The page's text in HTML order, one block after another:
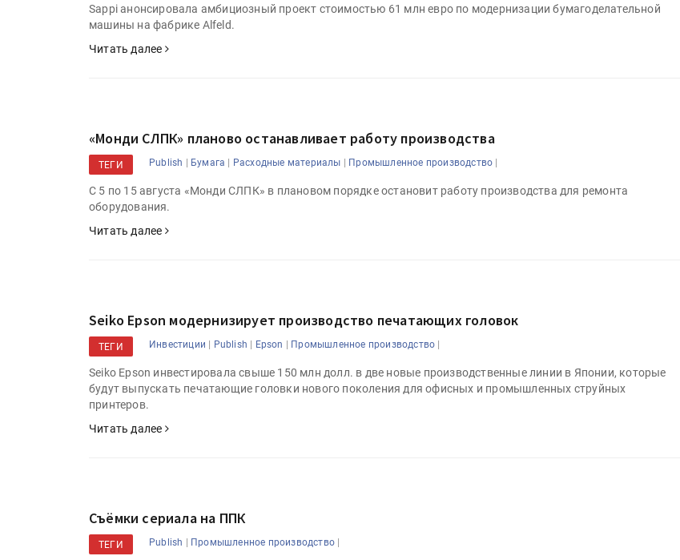
Sappi анонсировала амбициозный проект стоимостью 61 млн евро по модернизации бумагоделательной
машины на фабрике Alfeld.
Читать далее
«Монди СЛПК» планово останавливает работу производства
ТЕГИ Publish | Бумага | Расходные материалы | Промышленное производство |
С 5 по 15 августа «Монди СЛПК» в плановом порядке остановит работу производства для ремонта
оборудования.
Читать далее
Seiko Epson модернизирует производство печатающих головок
ТЕГИ Инвестиции | Publish | Epson | Промышленное производство |
Seiko Epson инвестировала свыше 150 млн долл. в две новые производственные линии в Японии, которые
будут выпускать печатающие головки нового поколения для офисных и промышленных струйных
принтеров.
Читать далее
Съёмки сериала на ППК
ТЕГИ Publish | Промышленное производство |
HeyGears анонсировала
«Дубль В» расширяет ассортимент
фольги для горячего тиснения
фольги для горячего тиснения